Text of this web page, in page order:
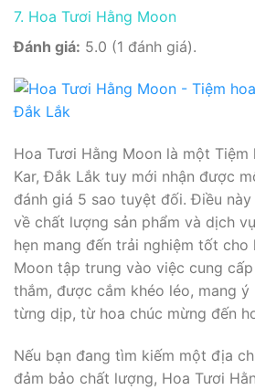
7. Hoa Tươi Hằng Moon
Đánh giá: 5.0 (1 đánh giá).
Hoa Tươi Hằng Moon là một Tiệm
Kar, Đắk Lắk tuy mới nhận được
đánh giá 5 sao tuyệt đối. Điều
về chất lượng sản phẩm và dịch
hẹn mang đến trải nghiệm tốt cho
Moon tập trung vào việc cung
thắm, được cắm khéo léo, mang
từng dịp, từ hoa chúc mừng đến
Nếu bạn đang tìm kiếm một địa
đảm bảo chất lượng, Hoa Tươi